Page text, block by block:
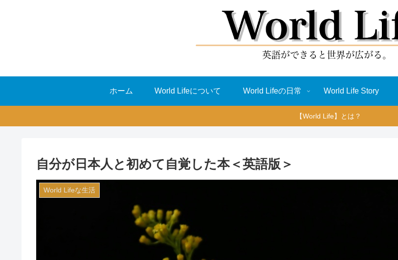
ホーム World Lifeについて World Lifeの日常 World Life Story
【World Life】とは？
自分が日本人と初めて自覚した本＜英語版＞
World Lifeな生活